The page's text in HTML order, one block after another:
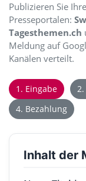
Publizieren Sie
Presseportalen:
Tagesthemen.ch
Meldung auf
Kanälen verteilt.
1. Eingabe
4. Bezahlung
Inhalt der